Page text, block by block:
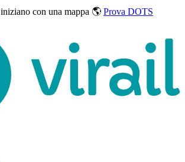
iniziano con una mappa 🌎 Prova DOTS